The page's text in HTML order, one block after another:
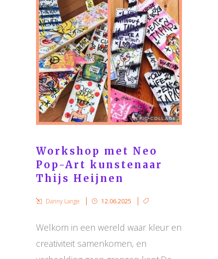
Workshop met Neo
Pop-Art kunstenaar
Thijs Heijnen
Danny Lange 12.06.2025
Welkom in een wereld waar kleur en
creativiteit samenkomen, en